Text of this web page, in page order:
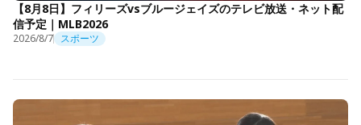
【8月8日】フィリーズvsブルージェイズのテレビ放送・ネット配
信予定｜MLB2026
2026/8/7 スポーツ